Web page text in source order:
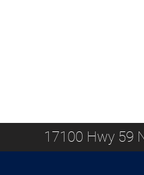
17100 Hwy 59